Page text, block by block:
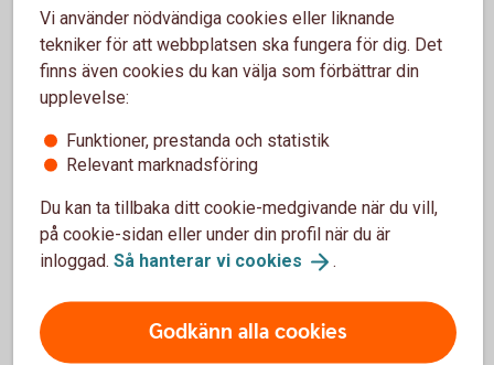
Villkor Swish
Villkor Swish (pdf)
Vi använder nödvändiga cookies eller liknande
tekniker för att webbplatsen ska fungera för dig. Det
finns även cookies du kan välja som förbättrar din
upplevelse:
Funktioner, prestanda och statistik
Relevant marknadsföring
Du kan ta tillbaka ditt cookie-medgivande när du vill,
på cookie-sidan eller under din profil när du är
inloggad. Så hanterar vi cookies .
Godkänn alla cookies